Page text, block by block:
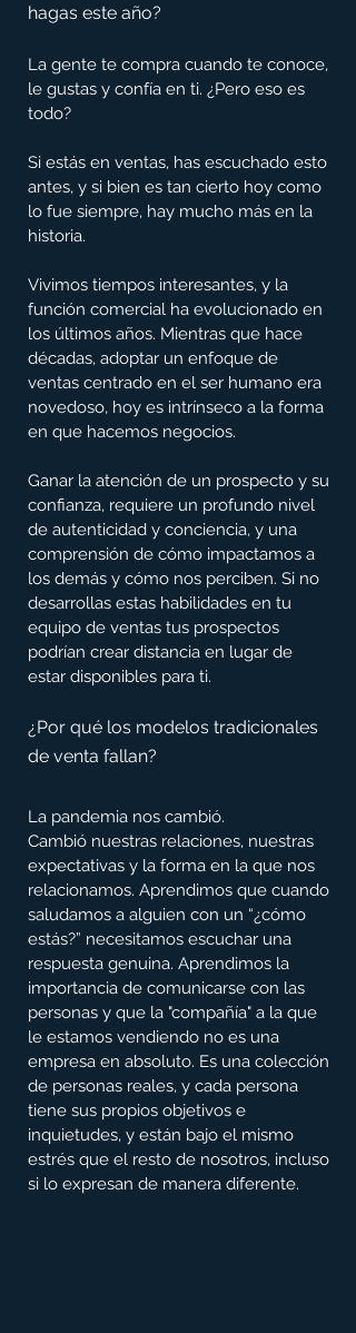
hagas este año?
La gente te compra cuando te conoce,
le gustas y confía en ti. ¿Pero eso es
todo?
Si estás en ventas, has escuchado esto
antes, y si bien es tan cierto hoy como
lo fue siempre, hay mucho más en la
historia.
Vivimos tiempos interesantes, y la
función comercial ha evolucionado en
los últimos años. Mientras que hace
décadas, adoptar un enfoque de
ventas centrado en el ser humano era
novedoso, hoy es intrínseco a la forma
en que hacemos negocios.
Ganar la atención de un prospecto y su
confianza, requiere un profundo nivel
de autenticidad y conciencia, y una
comprensión de cómo impactamos a
los demás y cómo nos perciben. Si no
desarrollas estas habilidades en tu
equipo de ventas tus prospectos
podrían crear distancia en lugar de
estar disponibles para ti.
¿Por qué los modelos tradicionales
de venta fallan?
La pandemia nos cambió.
Cambió nuestras relaciones, nuestras
expectativas y la forma en la que nos
relacionamos. Aprendimos que cuando
saludamos a alguien con un “¿cómo
estás?” necesitamos escuchar una
respuesta genuina. Aprendimos la
importancia de comunicarse con las
personas y que la "compañía" a la que
le estamos vendiendo no es una
empresa en absoluto. Es una colección
de personas reales, y cada persona
tiene sus propios objetivos e
inquietudes, y están bajo el mismo
estrés que el resto de nosotros, incluso
si lo expresan de manera diferente.